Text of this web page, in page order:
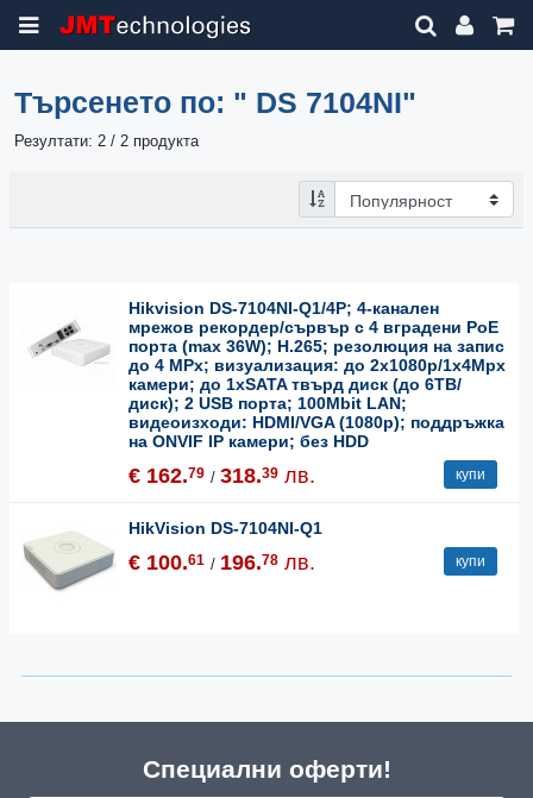
Търсенето по: " DS 7104NI"
Резултати: 2 / 2 продукта
Hikvision DS-7104NI-Q1/4P; 4-канален
мрежов рекордер/сървър с 4 вградени PoE
порта (max 36W); H.265; резолюция на запис
до 4 MPx; визуализация: до 2x1080p/1x4Mpx
камери; до 1хSATA твърд диск (до 6ТВ/
диск); 2 USB порта; 100Mbit LAN;
видеоизходи: HDMI/VGA (1080p); поддръжка
на ONVIF IP камери; без HDD
€ 162.79 / 318.39 лв. купи
HikVision DS-7104NI-Q1
€ 100.61 / 196.78 лв. купи
Специални оферти!